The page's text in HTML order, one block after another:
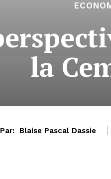
la
Par: Blaise Pascal Dassie